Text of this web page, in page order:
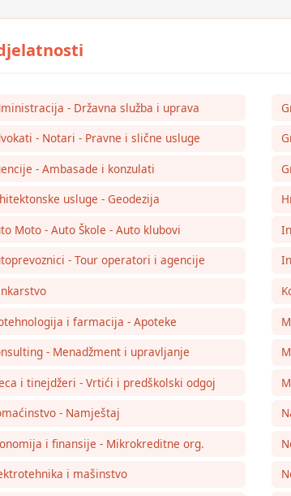
- Državna služba i uprava
- Notari - Pravne i slične usluge
- Ambasade i konzulati
usluge - Geodezija
Moto - Auto Škole - Auto klubovi
- Tour operatori i agencije
i farmacija - Apoteke
- Menadžment i upravljanje
i tinejdžeri - Vrtići i predškolski odgoj
- Namještaj
i finansije - Mikrokreditne org.
i mašinstvo